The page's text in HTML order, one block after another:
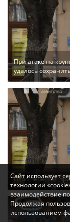
При атаке на
удалось
Ozon перестал
Сайт использует
технологии
взаимодействие
Продолжая
использованием